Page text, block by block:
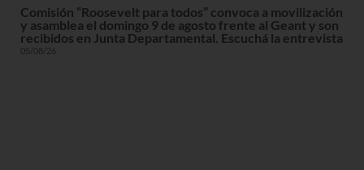
Comisión “Roosevelt para todos” convoca a movilización
y asamblea el domingo 9 de agosto frente al Geant y son
recibidos en Junta Departamental. Escuchá la entrevista
05/08/26